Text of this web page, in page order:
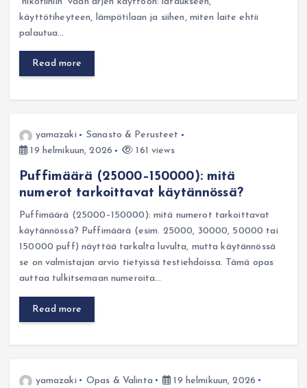
käyttötiheyteen, lämpötilaan ja siihen, miten laite ehtii
palautua…
Read more
yamazaki
Sanasto & Perusteet
19 helmikuun, 2026
161 views
Puffimäärä (25000–150000): mitä
numerot tarkoittavat käytännössä?
Puffimäärä (25000–150000): mitä numerot tarkoittavat
käytännössä? Puffimäärä (esim. 25000, 30000, 50000 tai
150000 puff) näyttää tarkalta luvulta, mutta käytännössä
se on valmistajan arvio tietyissä testiehdoissa. Tämä opas
auttaa tulkitsemaan numeroita…
Read more
yamazaki Opas & Valinta
19 helmikuun, 2026